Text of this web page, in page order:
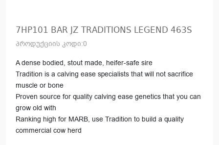
7HP101 BAR JZ TRADITIONS LEGEND 463S
პროდუქციის კოდი:0
A dense bodied, stout made, heifer-safe sire
Tradition is a calving ease specialists that will not sacrifice
muscle or bone
Proven source for quality calving ease genetics that you can
grow old with
Ranking high for MARB, use Tradition to build a quality
commercial cow herd